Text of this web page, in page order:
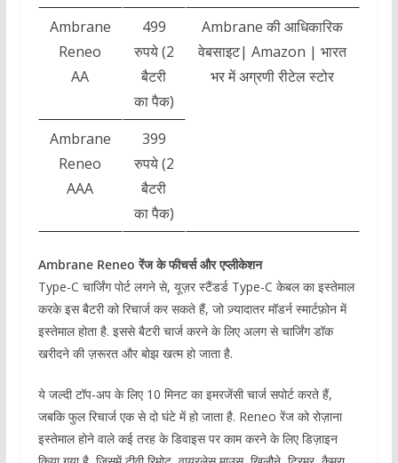
Ambrane
Reneo
AA
499
रुपये (2
बैटरी
का पैक)
Ambrane की आधिकारिक
वेबसाइट| Amazon | भारत
भर में अग्रणी रीटेल स्टोर
Ambrane
Reneo
AAA
399
रुपये (2
बैटरी
का पैक)
Ambrane Reneo रेंज के फीचर्स और एप्लीकेशन
Type-C चार्जिंग पोर्ट लगने से, यूज़र स्टैंडर्ड Type-C केबल का इस्तेमाल
करके इस बैटरी को रिचार्ज कर सकते हैं, जो ज़्यादातर मॉडर्न स्मार्टफ़ोन में
इस्तेमाल होता है. इससे बैटरी चार्ज करने के लिए अलग से चार्जिंग डॉक
खरीदने की ज़रूरत और बोझ खत्म हो जाता है.
ये जल्दी टॉप-अप के लिए 10 मिनट का इमरजेंसी चार्ज सपोर्ट करते हैं,
जबकि फुल रिचार्ज एक से दो घंटे में हो जाता है. Reneo रेंज को रोज़ाना
इस्तेमाल होने वाले कई तरह के डिवाइस पर काम करने के लिए डिज़ाइन